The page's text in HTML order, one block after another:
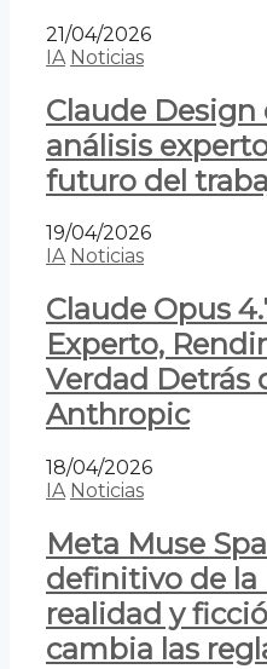
21/04/2026
IA Noticias
Claude Design
análisis
futuro del
19/04/2026
IA Noticias
Claude Opus
Experto,
Verdad Detrás
Anthropic
18/04/2026
IA Noticias
Meta Muse
definitivo de la
realidad y
cambia las